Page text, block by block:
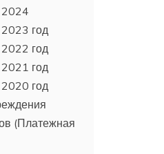
2024
год
год
год
год
(Платежная